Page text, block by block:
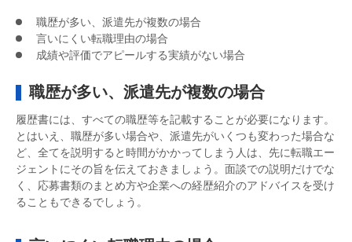
職歴が多い、派遣先が複数の場合
言いにくい転職理由の場合
成績や評価でアピールする実績がない場合
職歴が多い、派遣先が複数の場合
履歴書には、すべての職歴等を記載することが必要になります。
とはいえ、職歴が多い場合や、派遣先がいくつも変わった場合な
ど、全てを説明すると時間がかかってしまう人は、先に転職エー
ジェントにその旨を伝えておきましょう。面談での説明だけでな
く、応募書類のまとめ方や企業への経歴紹介のアドバイスを受け
ることもできるでしょう。